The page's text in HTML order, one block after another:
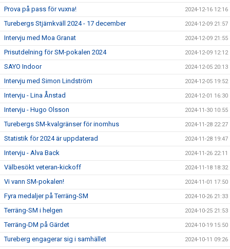
Prova på pass för vuxna! 2024-12-16 12:16
Turebergs Stjärnkväll 2024 - 17 december 2024-12-09 21:57
Intervju med Moa Granat 2024-12-09 21:55
Prisutdelning för SM-pokalen 2024 2024-12-09 12:12
SAYO Indoor 2024-12-05 20:13
Intervju med Simon Lindström 2024-12-05 19:52
Intervju - Lina Ånstad 2024-12-01 16:30
Intervju - Hugo Olsson 2024-11-30 10:55
Turebergs SM-kvalgränser för inomhus 2024-11-28 22:27
Statistik för 2024 är uppdaterad 2024-11-28 19:47
Intervju - Alva Back 2024-11-26 22:11
Välbesökt veteran-kickoff 2024-11-18 18:32
Vi vann SM-pokalen! 2024-11-01 17:50
Fyra medaljer på Terräng-SM 2024-10-26 21:33
Terräng-SM i helgen 2024-10-25 21:53
Terräng-DM på Gärdet 2024-10-19 15:50
Tureberg engagerar sig i samhället 2024-10-11 09:26